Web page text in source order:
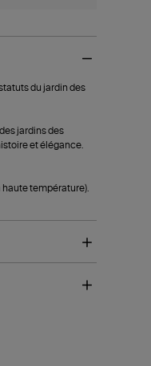
du jardin des
jardins des
et élégance.
température).